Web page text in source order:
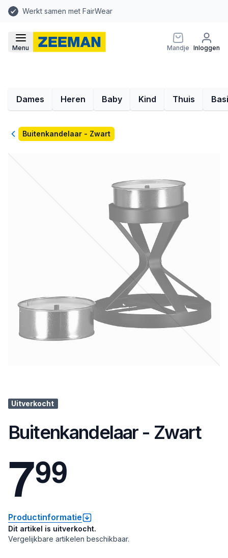
Werkt samen met FairWear
Menu Mandje Inloggen
Dames Heren Baby Kind Thuis
TerugBuitenkandelaar - Zwart
Uitverkocht
Buitenkandelaar - Zwart
799
Productinformatie
Dit artikel is uitverkocht.
Vergelijkbare artikelen beschikbaar.